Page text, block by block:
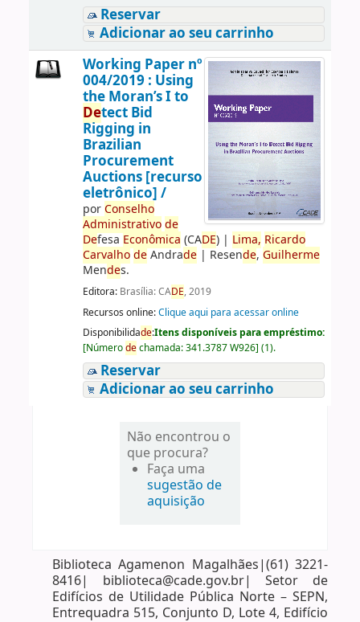
Reservar
Adicionar ao seu carrinho
Working Paper nº
004/2019 : Using
the Moran’s I to
Detect Bid
Rigging in
Brazilian
Procurement
Auctions [recurso
eletrônico] /
porConselho
Administrativo de
Defesa Econômica (CADE)| Lima, Ricardo
Carvalho deAndrade| Resende, Guilherme
Mendes.
Editora: Brasília: CADE, 2019
Recursos online:Clique aqui para acessar online
Disponibilidade:Itens disponíveis para empréstimo:
[Númerodechamada:341.3787 W926] (1).
Reservar
Adicionar ao seu carrinho
Não encontrou o
que procura?
Faça uma
sugestão de
aquisição
Biblioteca Agamenon Magalhães|(61) 3221-
8416| biblioteca@cade.gov.br| Setor de
Edifícios de Utilidade Pública Norte – SEPN,
Entrequadra 515, Conjunto D, Lote 4, Edifício